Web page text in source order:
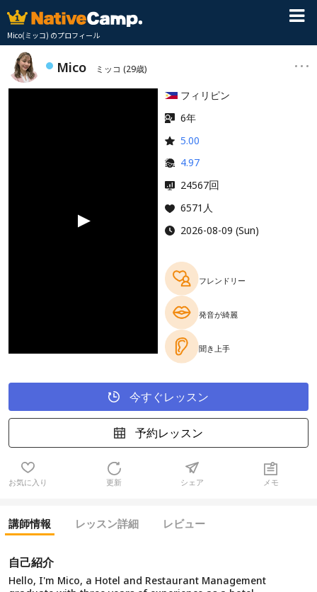
Mico(ミッコ) のプロフィール
Mico ミッコ (29歳)
フィリピン
6年
5.00
4.97
24567回
6571人
2026-08-09 (Sun)
フレンドリー
発音が綺麗
聞き上手
今すぐレッスン
予約レッスン
お気に入り 更新 シェア メモ
講師情報 レッスン詳細 レビュー
自己紹介
Hello, I'm Mico, a Hotel and Restaurant Management